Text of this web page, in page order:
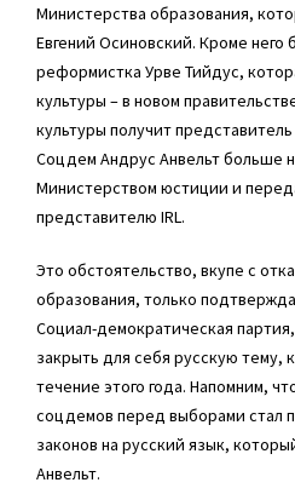
Министерства образования,
Евгений Осиновский. Кроме него
реформистка Урве Тийдус,
культуры – в новом
культуры получит
Соцдем Андрус Анвельт больше
Министерством юстиции и
представителю IRL.
Это обстоятельство, вкупе с
образования, только
Социал-демократическая
закрыть для себя русскую тему,
течение этого года. Напомним,
соцдемов перед выборами стал
законов на русский язык,
Анвельт.